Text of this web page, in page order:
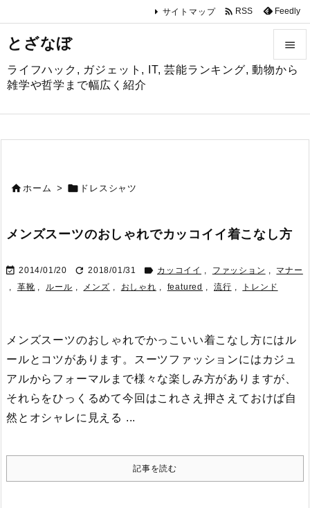
とざなぼ
ライフハック, ガジェット, IT, 芸能ランキング, 動物から
雑学や哲学まで幅広く紹介



サイトマップ  RSS Feedly
ホーム >  ドレスシャツ
メンズスーツのおしゃれでカッコイイ着こなし方
 2014/01/20  2018/01/31  カッコイイ , ファッション ,
マナー
,
革靴 , ルール , メンズ , おしゃれ , featured , 流行 , トレンド
メンズスーツのおしゃれでかっこいい着こなし方にはル
ールとコツがあります。
スーツファッションにはカジュ
アルからフォーマルまで様々な楽しみ方がありますが、
それらをひっくるめて今回はこれさえ押さえておけば自
然とオシャレに見える ...
記事を読む